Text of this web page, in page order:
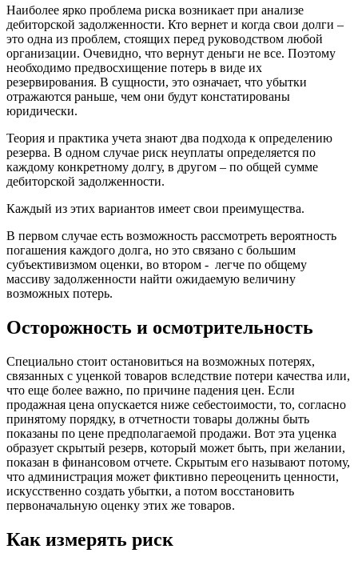
Наиболее ярко проблема риска возникает при анализе
дебиторской задолженности. Кто вернет и когда свои долги –
это одна из проблем, стоящих перед руководством любой
организации. Очевидно, что вернут деньги не все. Поэтому
необходимо предвосхищение потерь в виде их
резервирования. В сущности, это означает, что убытки
отражаются раньше, чем они будут констатированы
юридически.
Теория и практика учета знают два подхода к определению
резерва. В одном случае риск неуплаты определяется по
каждому конкретному долгу, в другом – по общей сумме
дебиторской задолженности.
Каждый из этих вариантов имеет свои преимущества.
В первом случае есть возможность рассмотреть вероятность
погашения каждого долга, но это связано с большим
субъективизмом оценки, во втором - легче по общему
массиву задолженности найти ожидаемую величину
возможных потерь.
Осторожность и осмотрительность
Специально стоит остановиться на возможных потерях,
связанных с уценкой товаров вследствие потери качества или,
что еще более важно, по причине падения цен. Если
продажная цена опускается ниже себестоимости, то, согласно
принятому порядку, в отчетности товары должны быть
показаны по цене предполагаемой продажи. Вот эта уценка
образует скрытый резерв, который может быть, при желании,
показан в финансовом отчете. Скрытым его называют потому,
что администрация может фиктивно переоценить ценности,
искусственно создать убытки, а потом восстановить
первоначальную оценку этих же товаров.
Как измерять риск